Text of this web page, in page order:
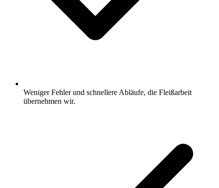
Weniger Fehler und schnellere Abläufe, die Fleißarbeit
übernehmen wir.